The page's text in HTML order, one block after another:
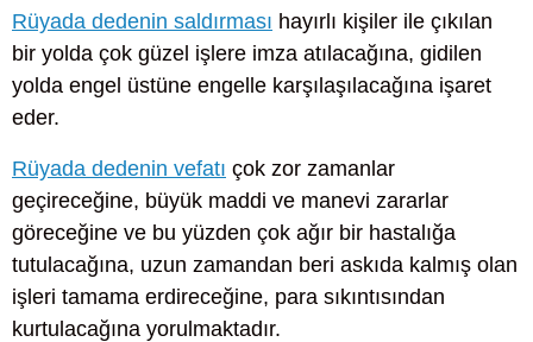
Rüyada dedenin saldırması hayırlı kişiler ile çıkılan
bir yolda çok güzel işlere imza atılacağına, gidilen
yolda engel üstüne engelle karşılaşılacağına işaret
eder.
Rüyada dedenin vefatı çok zor zamanlar
geçireceğine, büyük maddi ve manevi zararlar
göreceğine ve bu yüzden çok ağır bir hastalığa
tutulacağına, uzun zamandan beri askıda kalmış olan
işleri tamama erdireceğine, para sıkıntısından
kurtulacağına yorulmaktadır.